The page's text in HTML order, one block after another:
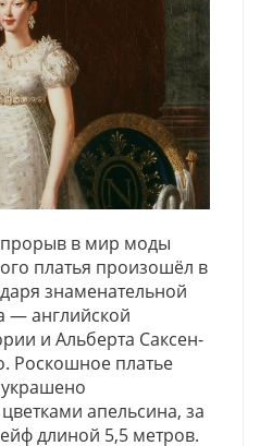
в мир моды
платья произошёл в
знаменательной
— английской
и Альберта Саксен-
Роскошное платье
апельсина, за
длиной 5,5 метров.